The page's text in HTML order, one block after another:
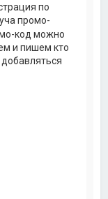
по
промо-
код можно
и пишем кто